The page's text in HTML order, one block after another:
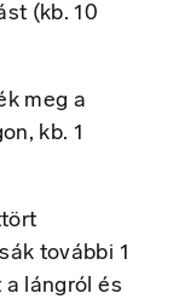
(kb. 10
meg a
kb. 1
további 1
a lángról és